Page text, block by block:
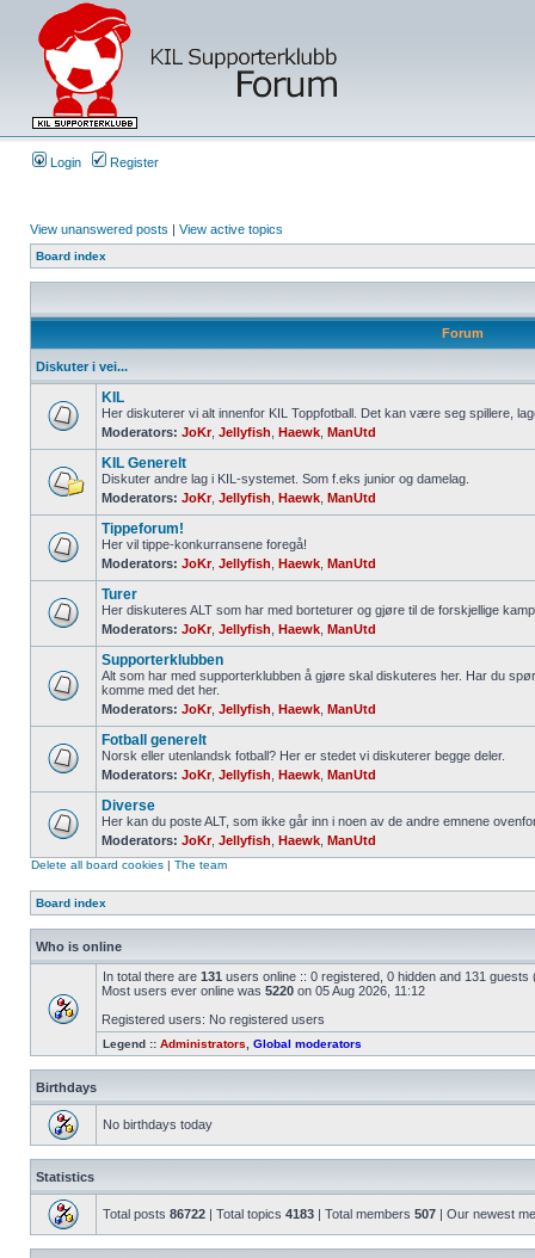
Login Register
View unanswered posts | View active topics
Board index
Forum
Diskuter i vei...
KIL
Her diskuterer vi alt innenfor KIL Toppfotball. Det kan være seg spillere,
Moderators: JoKr, Jellyfish Haewk ManUtd
KIL Generelt
Diskuter andre lag i KIL-systemet. Som f.eks junior og damelag.
Moderators: JoKr, Jellyfish Haewk ManUtd
Tippeforum!
Her vil tippe-konkurransene foregå!
Moderators: JoKr, Jellyfish Haewk ManUtd
Turer
Her diskuteres ALT som har med borteturer og gjøre til de forskjellige
Moderators: JoKr, Jellyfish Haewk ManUtd
Supporterklubben
Alt som har med supporterklubben å gjøre skal diskuteres her. Har du
komme med det her.
Moderators: JoKr, Jellyfish Haewk ManUtd
Fotball generelt
Norsk eller utenlandsk fotball? Her er stedet vi diskuterer begge deler.
Moderators: JoKr, Jellyfish Haewk ManUtd
Diverse
Her kan du poste ALT, som ikke går inn i noen av de andre emnene
Moderators: JoKr, Jellyfish Haewk ManUtd
Delete all board cookies | The team
Board index
Who is online
In total there are 131 users online :: 0 registered, 0 hidden and 131
Most users ever online was 5220 on 05 Aug 2026, 11:12
Registered users: No registered users
Legend :: Administrators Global moderators
Birthdays
No birthdays today
Statistics
Total posts 86722 | Total topics 4183 | Total members 507 | Our newest